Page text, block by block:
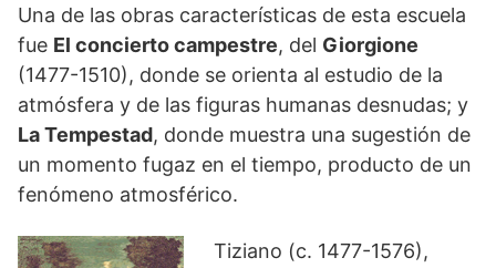
Una de las obras características de esta escuela
fue El concierto campestre, del Giorgione
(1477-1510), donde se orienta al estudio de la
atmósfera y de las figuras humanas desnudas; y
La Tempestad, donde muestra una sugestión de
un momento fugaz en el tiempo, producto de un
fenómeno atmosférico.
Tiziano (c. 1477-1576),